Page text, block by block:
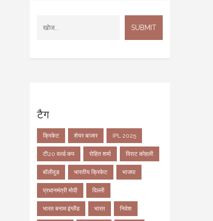
टैग
क्रिकेट शेयर बाजार IPL 2025
टी20 वर्ल्ड कप रोहित शर्मा विराट कोहली
बॉलीवुड भारतीय क्रिकेट भाजपा
प्रधानमंत्री मोदी दिल्ली
भारत बनाम इंग्लैंड भारत निवेश